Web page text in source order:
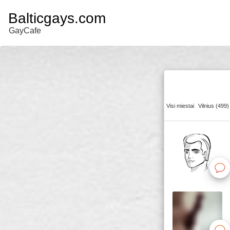
Balticgays.com
GayCafe
Visi miestai Vilnius (499)